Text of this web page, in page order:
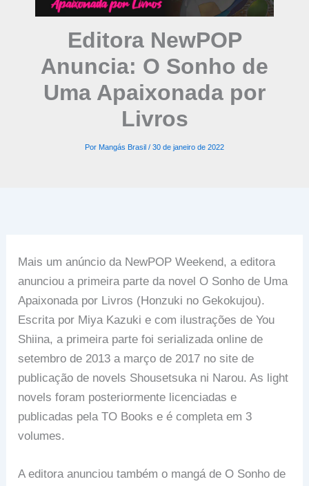
Editora NewPOP
Anuncia: O Sonho de
Uma Apaixonada por
Livros
Por Mangás Brasil / 30 de janeiro de 2022
Mais um anúncio da NewPOP Weekend, a editora
anunciou a primeira parte da novel O Sonho de Uma
Apaixonada por Livros (Honzuki no Gekokujou).
Escrita por Miya Kazuki e com ilustrações de You
Shiina, a primeira parte foi serializada online de
setembro de 2013 a março de 2017 no site de
publicação de novels Shousetsuka ni Narou. As light
novels foram posteriormente licenciadas e
publicadas pela TO Books e é completa em 3
volumes.
A editora anunciou também o mangá de O Sonho de